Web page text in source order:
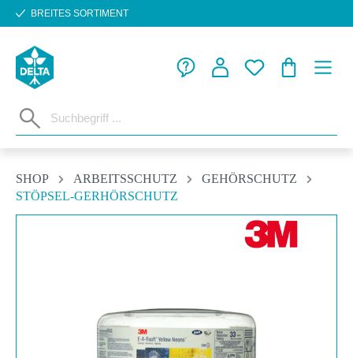
Zum Hauptinhalt springen
BREITES SORTIMENT
SHOP ARBEITSSCHUTZ
GEHÖRSCHUTZ
STÖPSEL-GERHÖRSCHUTZ